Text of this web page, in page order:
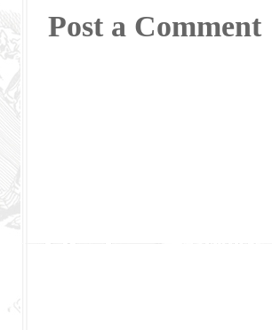
Post a Comment